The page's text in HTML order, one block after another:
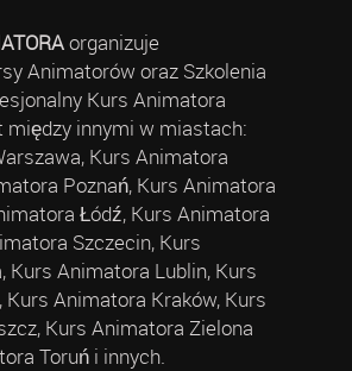
organizuje
Animatorów oraz Szkolenia
Kurs Animatora
między innymi w miastach:
Kurs Animatora
Poznań, Kurs Animatora
Łódź, Kurs Animatora
Szczecin, Kurs
Kurs Animatora Lublin, Kurs
Animatora Kraków, Kurs
Kurs Animatora Zielona
Toruń i innych.